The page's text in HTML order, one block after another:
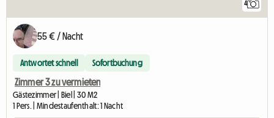
4
55 € / Nacht
Antwortet schnell Sofortbuchung
Zimmer 3 zu vermieten
Gästezimmer | Biel | 30 M2
1 Pers. | Mindestaufenthalt: 1 Nacht